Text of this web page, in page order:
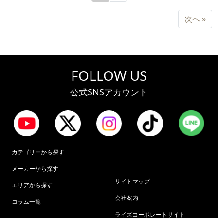
次へ »次
FOLLOW US
公式SNSアカウント
カテゴリーから探す
メーカーから探す
エリアから探す
コラム一覧
サイトマップ
会社案内
ライズコーポレートサイト